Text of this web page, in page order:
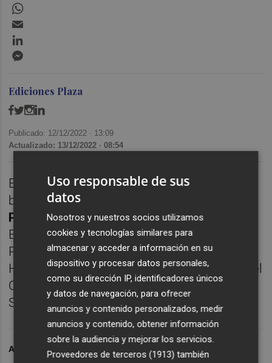
Ediciones Plaza
Publicado: 12/12/2022 · 13:09
Actualizado: 13/12/2022 · 08:54
En este episodio hablamos del sueño en el
bebé y en la infancia con el doctor
Pin Arboledas, coordinador de la Asociación
Española de Pediatría, Jefe de Servicio de
Pediatría y de la Unidad del Sueño del
Hospital Quirónsalud Valencia y miembro del
Comité de Expertos de la Fundación del
Sueño Mónica Duart.
ARCHIVADO EN
Uso responsable de sus
datos
Nosotros y nuestros socios utilizamos
cookies y tecnologías similares para
almacenar y acceder a información en su
dispositivo y procesar datos personales,
como su dirección IP, identificadores únicos
y datos de navegación, para ofrecer
anuncios y contenido personalizados, medir
anuncios y contenido, obtener información
sobre la audiencia y mejorar los servicios.
Proveedores de terceros (1913) también